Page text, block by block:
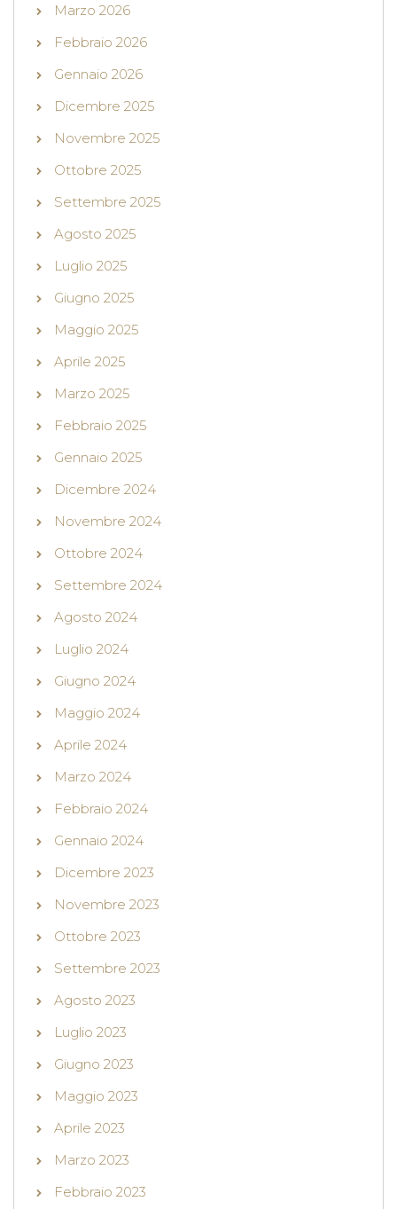
Marzo 2026
Febbraio 2026
Gennaio 2026
Dicembre 2025
Novembre 2025
Ottobre 2025
Settembre 2025
Agosto 2025
Luglio 2025
Giugno 2025
Maggio 2025
Aprile 2025
Marzo 2025
Febbraio 2025
Gennaio 2025
Dicembre 2024
Novembre 2024
Ottobre 2024
Settembre 2024
Agosto 2024
Luglio 2024
Giugno 2024
Maggio 2024
Aprile 2024
Marzo 2024
Febbraio 2024
Gennaio 2024
Dicembre 2023
Novembre 2023
Ottobre 2023
Settembre 2023
Agosto 2023
Luglio 2023
Giugno 2023
Maggio 2023
Aprile 2023
Marzo 2023
Febbraio 2023